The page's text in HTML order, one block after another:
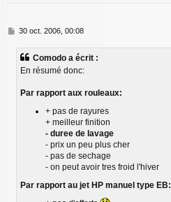
M
s
30 oct. 2006, 00:08
Comodo a écrit :
En résumé donc:
Par rapport aux rouleaux:
+ pas de rayures
+ meilleur finition
- duree de lavage
- prix un peu plus cher
- pas de sechage
- on peut avoir tres froid l'hiver
Par rapport au jet HP manuel type EB: